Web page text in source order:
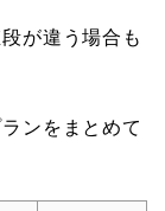
が違う場合も
ンをまとめて